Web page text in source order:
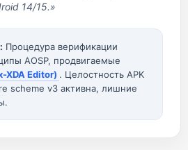
14/15.»
Процедура верификации
AOSP, продвигаемые
XDA Editor) . Целостность APK
scheme v3 активна, лишние